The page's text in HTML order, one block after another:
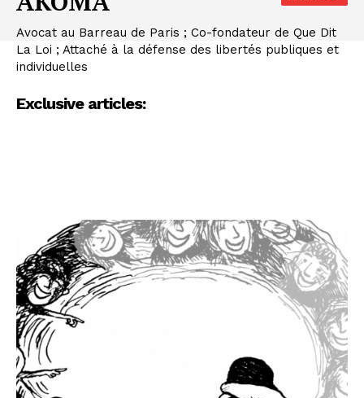
Avocat au Barreau de Paris ; Co-fondateur de Que Dit
La Loi ; Attaché à la défense des libertés publiques et
individuelles
Exclusive articles: